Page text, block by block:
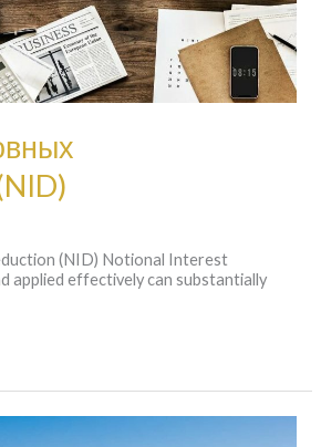
(NID) Notional Interest
applied effectively can substantially